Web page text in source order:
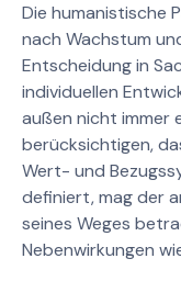
Die humanistische
nach Wachstum
Entscheidung in
individuellen
außen nicht immer
berücksichtigen,
Wert- und
definiert, mag der
seines Weges
Nebenwirkungen